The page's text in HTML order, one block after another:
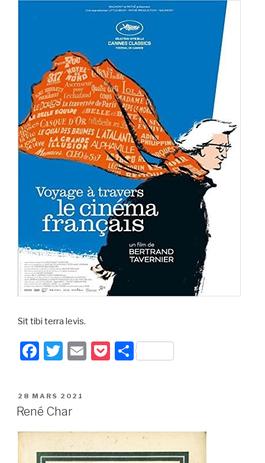
Sit tibi terra levis.
F
c
e
b
o
T
tt
er
E
P
et
P
er
PUBLIÉ
LE
28 MARS 2021
René Char